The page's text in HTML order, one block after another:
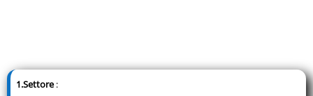
1.Settore: